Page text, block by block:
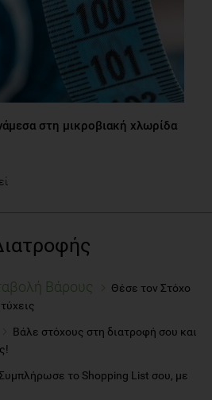
στη μικροβιακή χλωρίδα
Βάρους
Θέσε τον Στόχο
Βάλε στόχους στη διατροφή σου και
το Shopping List σου, με